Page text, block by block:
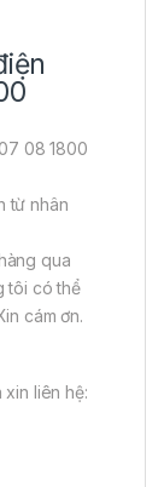
08 1800
từ nhân
qua
tôi có thể
cám ơn.
liên hệ: